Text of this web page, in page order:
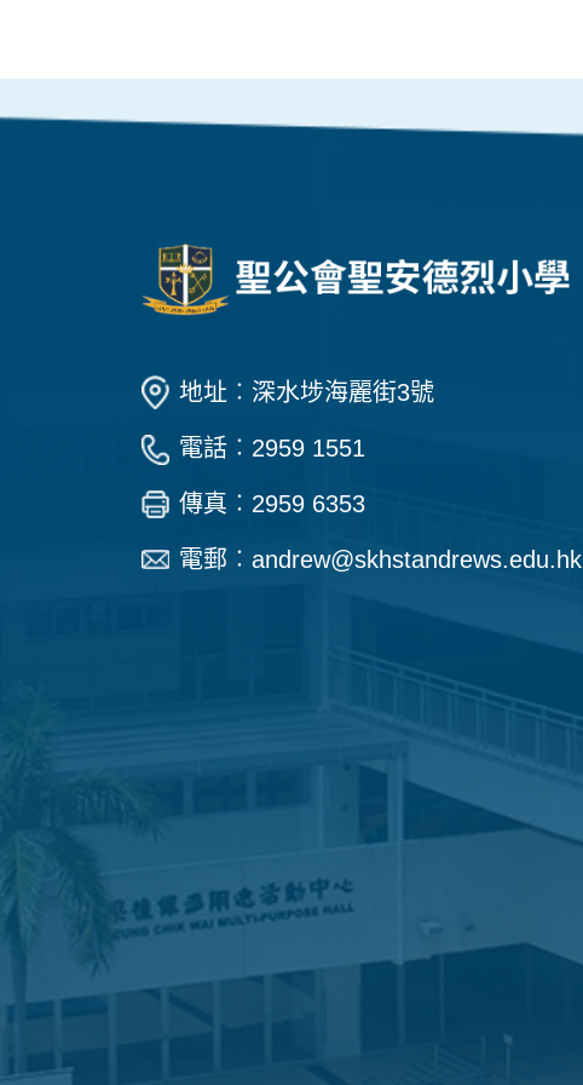
地址︰深水埗海麗街3號
電話︰2959 1551
傳真︰2959 6353
電郵︰ andrew@skhstandrews.edu.hk